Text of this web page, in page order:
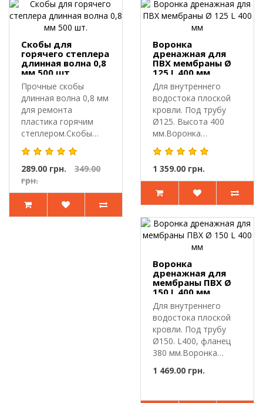
Скобы для
горячего степлера
длинная волна 0,8
мм 500 шт.
Прочные скобы
длинная волна 0,8 мм
для ремонта
пластика горячим
степлером.Скобы
длинная волна 0,8
мм..
289.00 грн.
349.00
грн.
Воронка
дренажная для
ПВХ мембраны Ø
125 L 400 мм
Для внутреннего
водостока плоской
кровли. Под трубу
Ø125. Высота 400
мм.Воронка
дренажная для ПВХ
ме..
1 359.00 грн.
Воронка
дренажная для
мембраны ПВХ Ø
150 L 400 мм
Для внутреннего
водостока плоской
кровли. Под трубу
Ø150. L400, фланец
380 мм.Воронка
1 469.00 грн.